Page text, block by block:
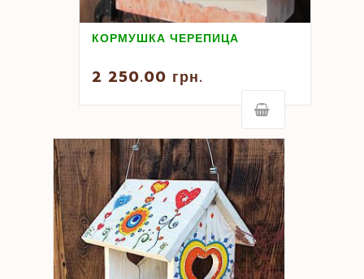
КОРМУШКА ЧЕРЕПИЦА
2 250.00 грн.